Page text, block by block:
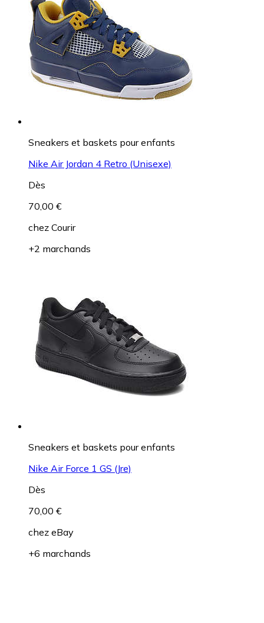
Sneakers et baskets pour enfants
Nike Air Jordan 4 Retro (Unisexe)
Dès
70,00 €
chez Courir
+2 marchands
Sneakers et baskets pour enfants
Nike Air Force 1 GS (Jre)
Dès
70,00 €
chez eBay
+6 marchands